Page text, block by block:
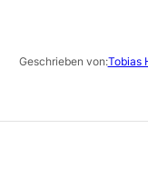
Geschrieben von:Tobias